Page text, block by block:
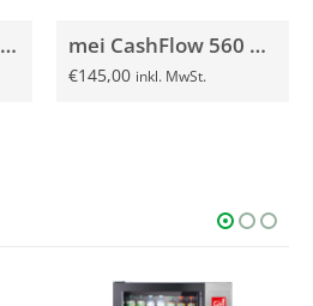
mei CashFlow 8200 Münzschaltgerät gebraucht mei CashFlow 560 Münzschaltgerät gebraucht
€145,00 inkl. MwSt.